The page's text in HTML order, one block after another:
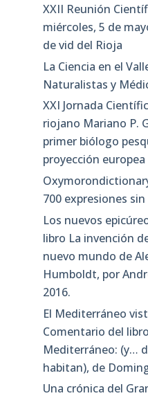
XXII Reunión
miércoles, 5 de
de vid del Rioja
La Ciencia en el
Naturalistas y
XXI Jornada
riojano Mariano P.
primer biólogo
proyección europea
700 expresiones
Los nuevos
libro La invención
nuevo mundo de
Humboldt, por
2016.
El Mediterráneo
Comentario del
Mediterráneo: (y…
habitan), de
Una crónica del